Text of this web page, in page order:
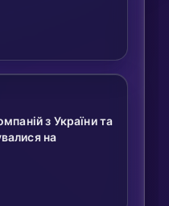
з України та
на